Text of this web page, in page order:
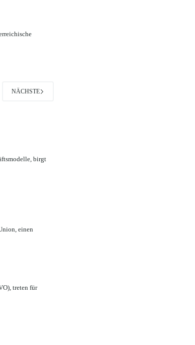
NÄCHSTE
birgt
einen
treten für